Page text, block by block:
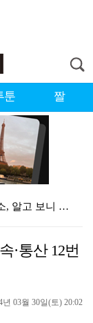
툰 짤
, 알고 보니 …
이진호, 급성뇌출혈 퇴원…음주운전·도박 혐의 재판 출석…
미코 출신 최연청, 금수저 집안 깜짝 "남편·부친 판사…
·통산 12번
년 03월 30일(토) 20:02